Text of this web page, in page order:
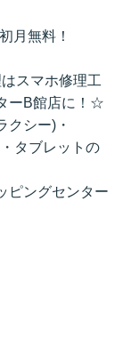
月無料！
スマホ修理工
ーB館店に！☆
クシー)・
タブレットの
ピングセンター